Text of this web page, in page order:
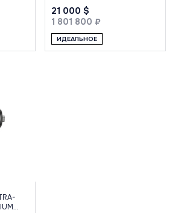
21 000 $
1 801 800 ₽
ИДЕАЛЬНОЕ